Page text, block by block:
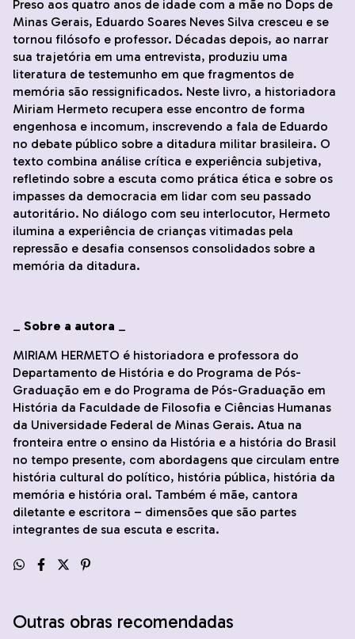
Preso aos quatro anos de idade com a mãe no Dops de
Minas Gerais, Eduardo Soares Neves Silva cresceu e se
tornou filósofo e professor. Décadas depois, ao narrar
sua trajetória em uma entrevista, produziu uma
literatura de testemunho em que fragmentos de
memória são ressignificados. Neste livro, a historiadora
Miriam Hermeto recupera esse encontro de forma
engenhosa e incomum, inscrevendo a fala de Eduardo
no debate público sobre a ditadura militar brasileira. O
texto combina análise crítica e experiência subjetiva,
refletindo sobre a escuta como prática ética e sobre os
impasses da democracia em lidar com seu passado
autoritário. No diálogo com seu interlocutor, Hermeto
ilumina a experiência de crianças vitimadas pela
repressão e desafia consensos consolidados sobre a
memória da ditadura.
Sobre a autora
MIRIAM HERMETO é historiadora e professora do
Departamento de História e do Programa de Pós-
Graduação em e do Programa de Pós-Graduação em
História da Faculdade de Filosofia e Ciências Humanas
da Universidade Federal de Minas Gerais. Atua na
fronteira entre o ensino da História e a história do Brasil
no tempo presente, com abordagens que circulam entre
história cultural do político, história pública, história da
memória e história oral. Também é mãe, cantora
diletante e escritora – dimensões que são partes
integrantes de sua escuta e escrita.
Outras obras recomendadas